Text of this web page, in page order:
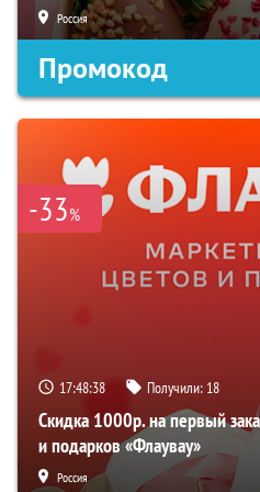
Россия
Промокод
-33%
17:48:37 Получили: 18
Скидка 1000р. на первый
и подарков «Флаувау»
Россия